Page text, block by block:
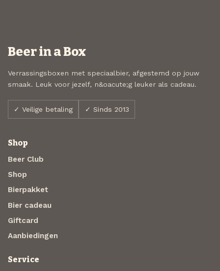
Beer in a Box
Verrassingsboxen met speciaalbier, afgestemd op jouw
smaak. Leuk voor jezelf, n&oacute;g leuker als cadeau.
✓ Veilige betaling ✓ Sinds 2013
Shop
Beer Club
Shop
Bierpakket
Bier cadeau
Giftcard
Aanbiedingen
Service